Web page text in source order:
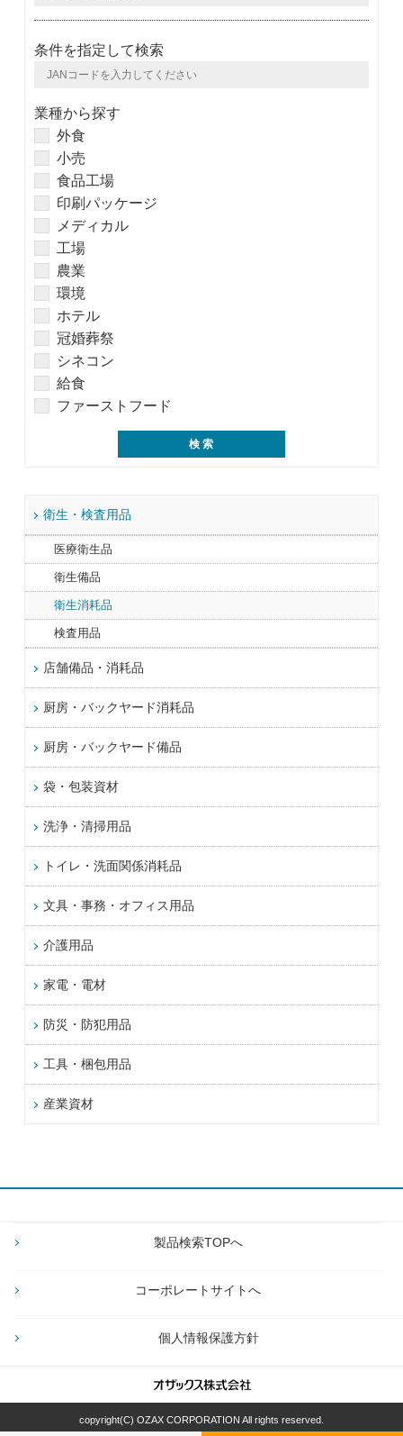
条件を指定して検索
業種から探す
外食
小売
食品工場
印刷パッケージ
メディカル
工場
農業
環境
ホテル
冠婚葬祭
シネコン
給食
ファーストフード
衛生・検査用品
医療衛生品
衛生備品
衛生消耗品
検査用品
店舗備品・消耗品
厨房・バックヤード消耗品
厨房・バックヤード備品
袋・包装資材
洗浄・清掃用品
トイレ・洗面関係消耗品
文具・事務・オフィス用品
介護用品
家電・電材
防災・防犯用品
工具・梱包用品
産業資材
製品検索TOPへ
コーポレートサイトへ
個人情報保護方針
copyright(C) OZAX CORPORATION All rights reserved.